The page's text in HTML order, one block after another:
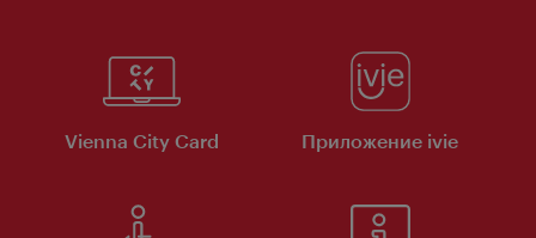
Vienna City Card Приложение ivie